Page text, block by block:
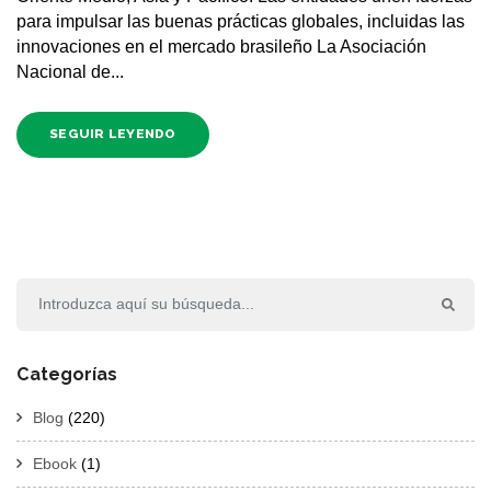
para impulsar las buenas prácticas globales, incluidas las
innovaciones en el mercado brasileño La Asociación
Nacional de...
SEGUIR LEYENDO
Categorías
Blog (220)
Ebook (1)